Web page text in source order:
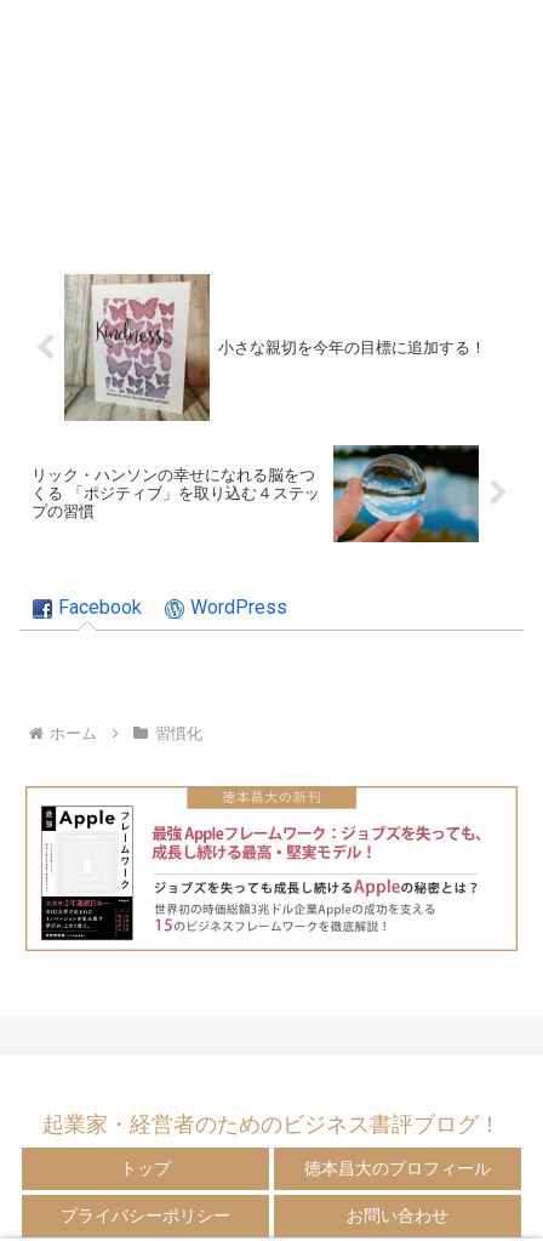
小さな親切を今年の目標に追加する！
リック・ハンソンの幸せになれる脳をつ
くる 「ポジティブ」を取り込む４ステッ
プの習慣
Facebook WordPress
ホーム 習慣化
起業家・経営者のためのビジネス書評ブログ！
トップ 徳本昌大のプロフィール
プライバシーポリシー お問い合わせ